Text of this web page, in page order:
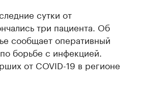
сутки от
три пациента. Об
сообщает оперативный
борьбе с инфекцией.
от COVID-19 в регионе